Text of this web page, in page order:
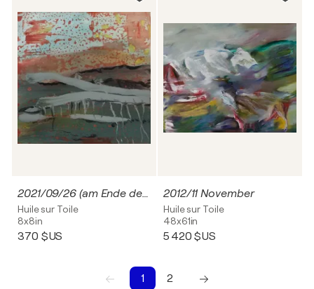
2021/09/26 (am Ende des Tages)
Huile sur Toile
8x8in
370 $US
2012/11 November
Huile sur Toile
48x61in
5 420 $US
1
2